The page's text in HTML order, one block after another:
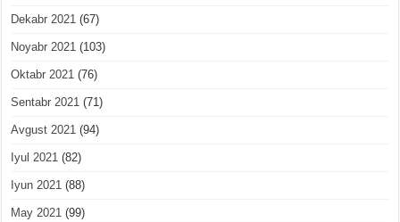
Dekabr 2021 (67)
Noyabr 2021 (103)
Oktabr 2021 (76)
Sentabr 2021 (71)
Avgust 2021 (94)
Iyul 2021 (82)
Iyun 2021 (88)
May 2021 (99)